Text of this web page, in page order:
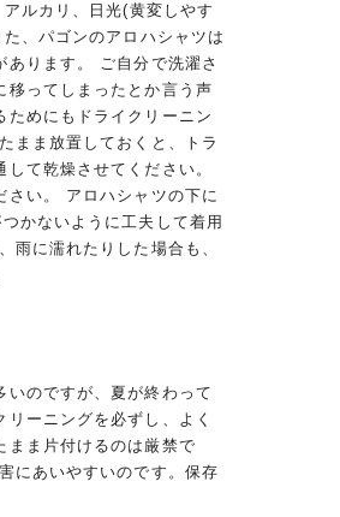
ルカリ、日光(黄変しやす
、パゴンのアロハシャツは
あります。 ご自分で洗濯さ
移ってしまったとか言う声
ためにもドライクリーニン
まま放置しておくと、トラ
て乾燥させてください。
さい。 アロハシャツの下に
かないように工夫して着用
雨に濡れたりした場合も、
いのですが、夏が終わって
ーニングを必ずし、よく
まま片付けるのは厳禁で
にあいやすいのです。保存